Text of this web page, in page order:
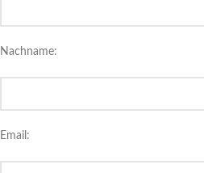
Nachname:
Email: